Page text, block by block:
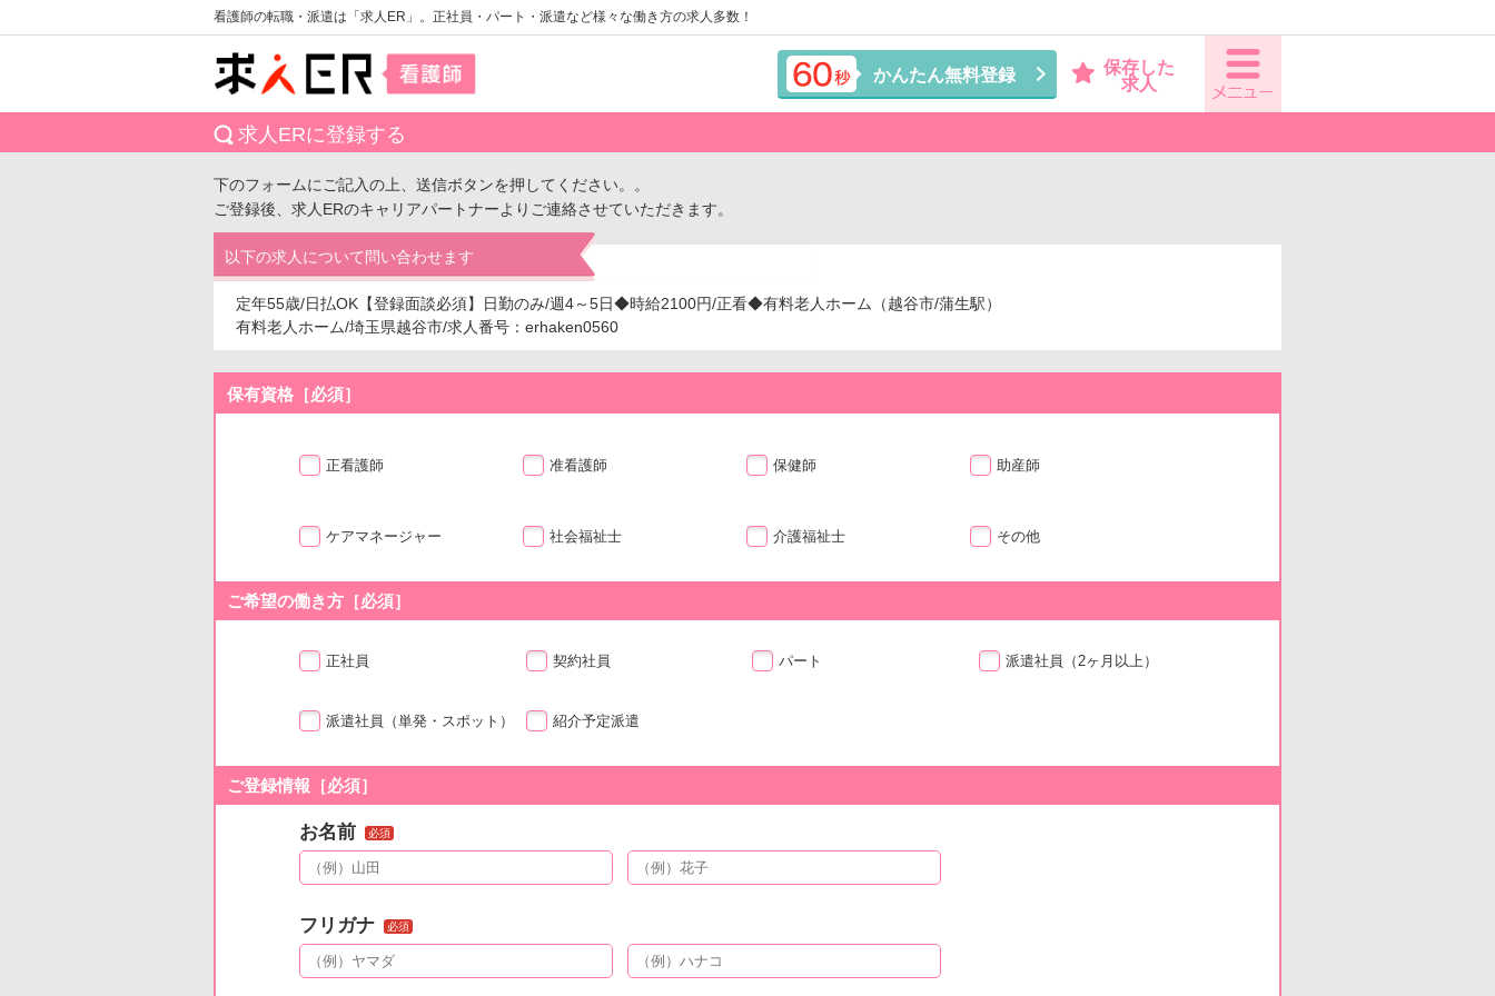
看護師の転職・派遣は「求人ER」。正社員・パート・派遣など様々な働き方の求人多数！
かんたん無料登録
保存した
求人
求人ERに登録する
下のフォームにご記入の上、送信ボタンを押してください。。
ご登録後、求人ERのキャリアパートナーよりご連絡させていただきます。
以下の求人について問い合わせます
定年55歳/日払OK【登録面談必須】日勤のみ/週4～5日◆時給2100円/正看◆有料老人ホーム（越谷市/蒲生駅）
有料老人ホーム/埼玉県越谷市/求人番号：erhaken0560
保有資格［必須］
正看護師 准看護師 保健師 助産師
ケアマネージャー 社会福祉士 介護福祉士 その他
ご希望の働き方［必須］
正社員 契約社員 パート 派遣社員 （2ヶ月以上）
派遣社員 （単発・スポット） 紹介予定派遣
ご登録情報［必須］
お名前 必須
フリガナ 必須